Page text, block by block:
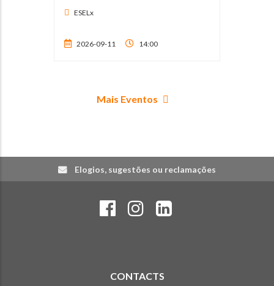
ESELx
2026-09-11 14:00
Mais Eventos
Elogios, sugestões ou reclamações
CONTACTS